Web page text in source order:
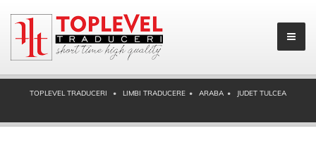
TOPLEVEL TRADUCERI LIMBI TRADUCERE ARABA JUDET TULCEA